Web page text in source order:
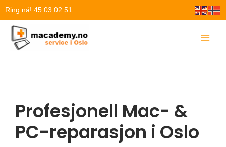
Hopp
innholdet
Ring nå! 45 03 02 51
Profesjonell Mac- &
PC-reparasjon i Oslo